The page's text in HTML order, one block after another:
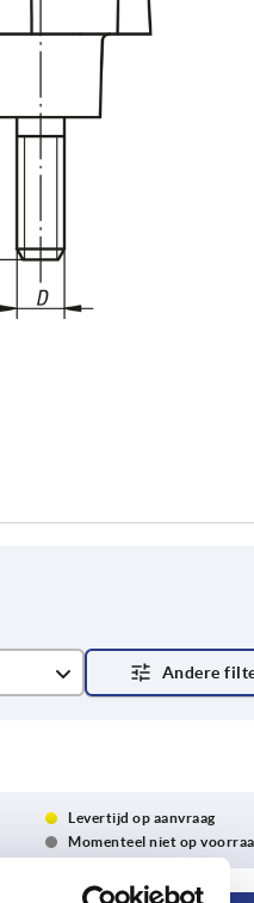
Levertijd op aanvraag
Momenteel niet op